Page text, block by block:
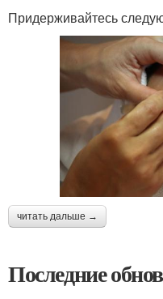
Придерживайтесь
читать дальше →
Последние